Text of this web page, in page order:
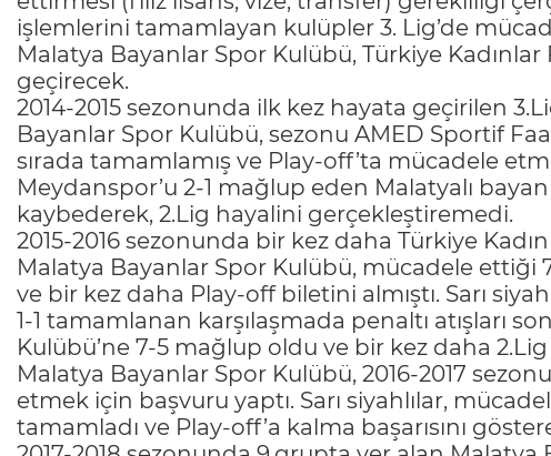
işlemlerini tamamlayan kulüpler 3. Lig’de
Malatya Bayanlar Spor Kulübü, Türkiye
geçirecek.
2014-2015 sezonunda ilk kez hayata geçirilen
Bayanlar Spor Kulübü, sezonu AMED Sportif
sırada tamamlamış ve Play-off’ta mücadele
Meydanspor’u 2-1 mağlup eden Malatyalı
kaybederek, 2.Lig hayalini gerçekleştiremedi.
2015-2016 sezonunda bir kez daha Türkiye
Malatya Bayanlar Spor Kulübü, mücadele ettiği
ve bir kez daha Play-off biletini almıştı. Sarı
1-1 tamamlanan karşılaşmada penaltı atışları
Kulübü’ne 7-5 mağlup oldu ve bir kez daha
Malatya Bayanlar Spor Kulübü, 2016-2017
etmek için başvuru yaptı. Sarı siyahlılar,
tamamladı ve Play-off’a kalma başarısını